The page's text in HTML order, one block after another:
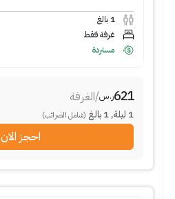
1 بالغ
غرفة فقط
مستردة
621ر.س/الغرفة
1 ليلة,
1 بالغ (شامل الضرائب)
احجز الان